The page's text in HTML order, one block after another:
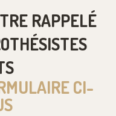
RAPPELÉ
CI-